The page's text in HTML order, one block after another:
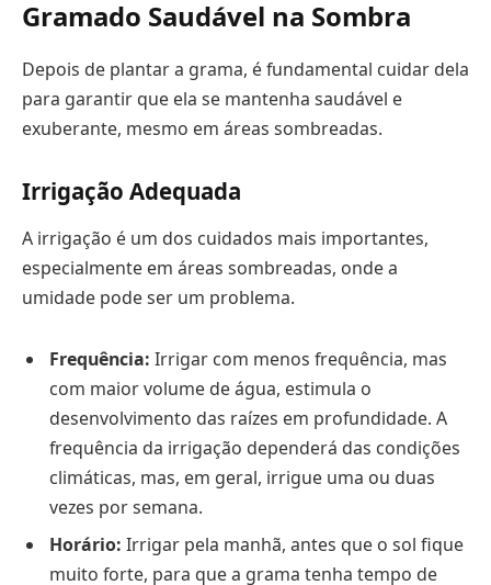
Gramado Saudável na Sombra
Depois de plantar a grama, é fundamental cuidar dela
para garantir que ela se mantenha saudável e
exuberante, mesmo em áreas sombreadas.
Irrigação Adequada
A irrigação é um dos cuidados mais importantes,
especialmente em áreas sombreadas, onde a
umidade pode ser um problema.
Frequência: Irrigar com menos frequência, mas
com maior volume de água, estimula o
desenvolvimento das raízes em profundidade. A
frequência da irrigação dependerá das condições
climáticas, mas, em geral, irrigue uma ou duas
vezes por semana.
Horário: Irrigar pela manhã, antes que o sol fique
muito forte, para que a grama tenha tempo de